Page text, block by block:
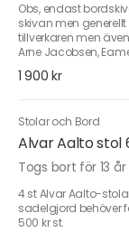
Obs, endast
skivan men
tillverkaren men
Arne Jacobsen,
1 900 kr
Stolar och Bord
Alvar Aalto stol
Togs bort för 13
4 st Alvar Aalto-
sadelgjord behöver
500 kr st.